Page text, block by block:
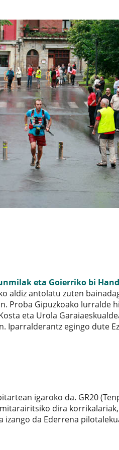
eta Goierriko bi
aldiz antolatu zuten
Proba Gipuzkoako lurralde
eta Urola
Iparralderantz egingo dute
igaroko da. GR20
dira
da Ederrena